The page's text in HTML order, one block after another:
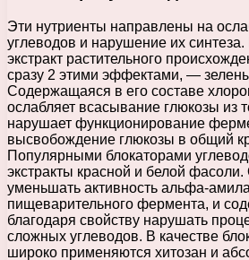
Эти нутриенты направлены на
углеводов и нарушение их
экстракт растительного
сразу 2 этими эффектами, —
Содержащаяся в его составе
ослабляет всасывание глюкозы из
нарушает функционирование
высвобождение глюкозы в общий
Популярными блокаторами
экстракты красной и белой
уменьшать активность альфа-
пищеварительного фермента, и
благодаря свойству нарушать
сложных углеводов. В качестве
широко применяются хитозан и